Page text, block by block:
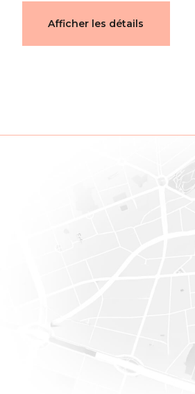
Surface du terrain
Domaine
Permis de lotir
Afficher les détails